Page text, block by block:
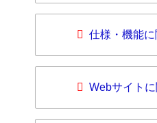
仕様・機能
Webサイト